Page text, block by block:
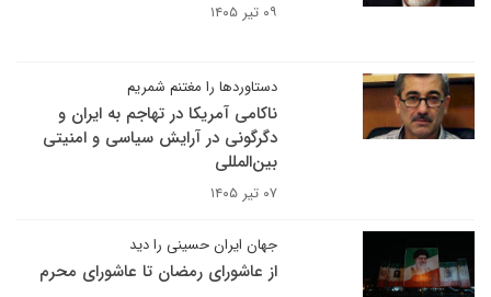
۰۹ تیر ۱۴۰۵
دستاوردها را مغتنم شمریم
ناکامی آمریکا در تهاجم به ایران و
دگرگونی در آرایش سیاسی و امنیتی
بین‌المللی
۰۷ تیر ۱۴۰۵
جهان ایران حسینی را دید
از عاشورای رمضان تا عاشورای محرم